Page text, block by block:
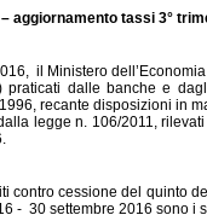
aggiornamento tassi 3°
il Ministero
praticati dalle banche e
recante disposizioni in
legge n. 106/2011,
contro cessione del quinto
- 30 settembre 2016 sono i